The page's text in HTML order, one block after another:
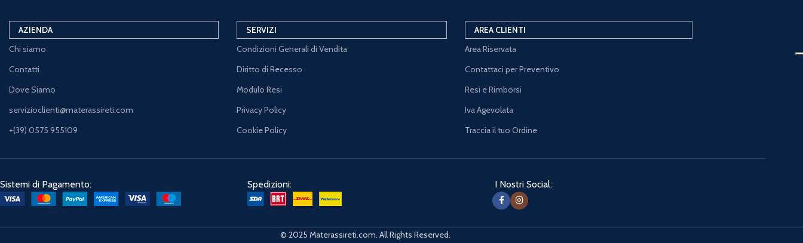
AZIENDA
Chi siamo
Contatti
Dove Siamo
servizioclienti@materassireti.com
+(39) 0575 955109
SERVIZI
Condizioni Generali di Vendita
Diritto di Recesso
Modulo Resi
Privacy Policy
Cookie Policy
AREA CLIENTI
Area Riservata
Contattaci per Preventivo
Resi e Rimborsi
Iva Agevolata
Traccia il tuo Ordine
Sistemi di Pagamento: Spedizioni: I Nostri Social:
© 2025 Materassireti.com. All Rights Reserved.